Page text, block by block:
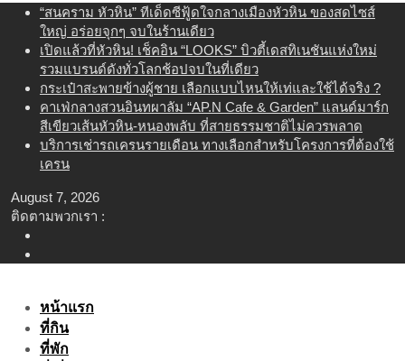
content
“สนคราม หัวหิน” ทีเด็ดซีฟู้ดใจกลางเมืองหัวหิน ของสดไซส์
ใหญ่ อร่อยจุกๆ จบในร้านเดียว
เปิดแล้วที่หัวหิน! เช็คอิน “LOOKS” บิวตี้เดสทิเนชันแห่งใหม่
รวมแบรนด์ดังทั่วโลกช้อปจบในที่เดียว
กระเป๋าสะพายข้างผู้ชาย เลือกแบบไหนให้เท่และใช้ได้จริง ?
คาเฟ่กลางสวนอินทผาลัม “AP.N Cafe & Garden” แลนด์มาร์ก
สีเขียวเส้นหัวหิน-หนองพลับ ที่สายธรรมชาติไม่ควรพลาด
บริการเช่ารถเครนรายเดือน ทางเลือกสำหรับโครงการที่ต้องใช้
เครน
August 7, 2026
ติดตามพวกเรา :
หน้าแรก
ที่กิน
ที่พัก